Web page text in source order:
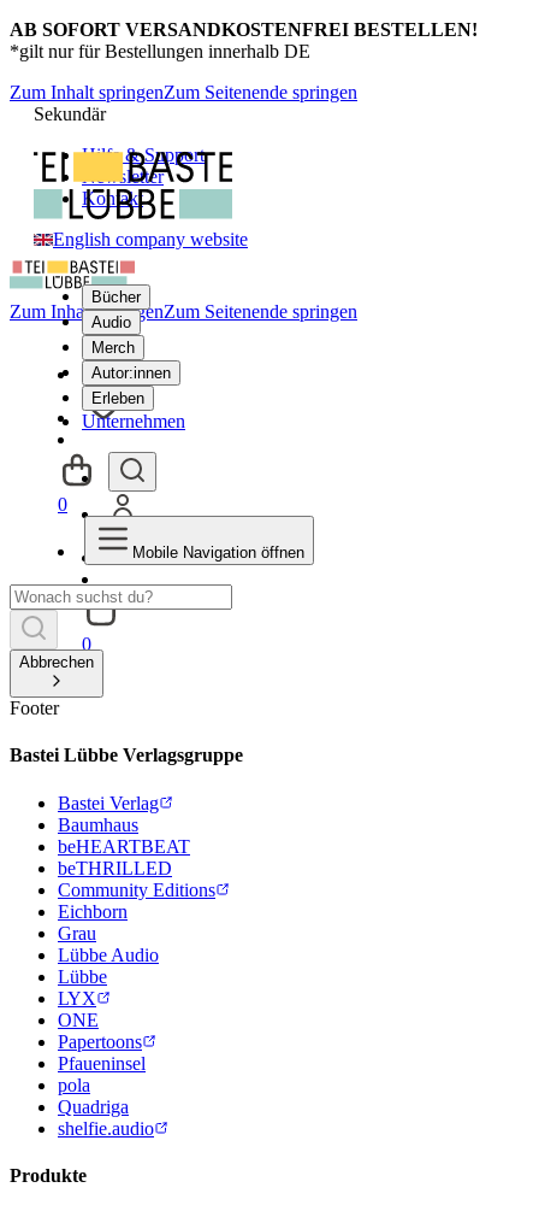
AB SOFORT VERSANDKOSTENFREI BESTELLEN!
*gilt nur für Bestellungen innerhalb DE
Zum Inhalt springenZum Seitenende springen
Sekundär
Hilfe & Support
Newsletter
Kontakt
English company website
Bücher
Audio
Merch
Autor:innen
Erleben
Unternehmen
0
Zum Inhalt springenZum Seitenende springen
0
Mobile Navigation öffnen
Abbrechen
Footer
Bastei Lübbe Verlagsgruppe
Bastei Verlag
Baumhaus
beHEARTBEAT
beTHRILLED
Community Editions
Eichborn
Grau
Lübbe Audio
Lübbe
LYX
ONE
Papertoons
Pfaueninsel
pola
Quadriga
shelfie.audio
Produkte